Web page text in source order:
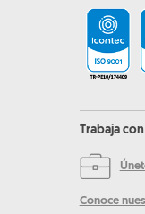
Trabaja
Conoce